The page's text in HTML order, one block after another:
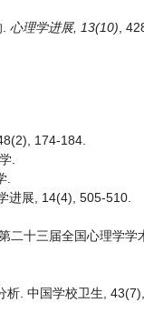
心理学进展, 13(10) ,
174-184.
.
.
进展, 14(4), 505-510.
二十三届全国心理学学
. 中国学校卫生,